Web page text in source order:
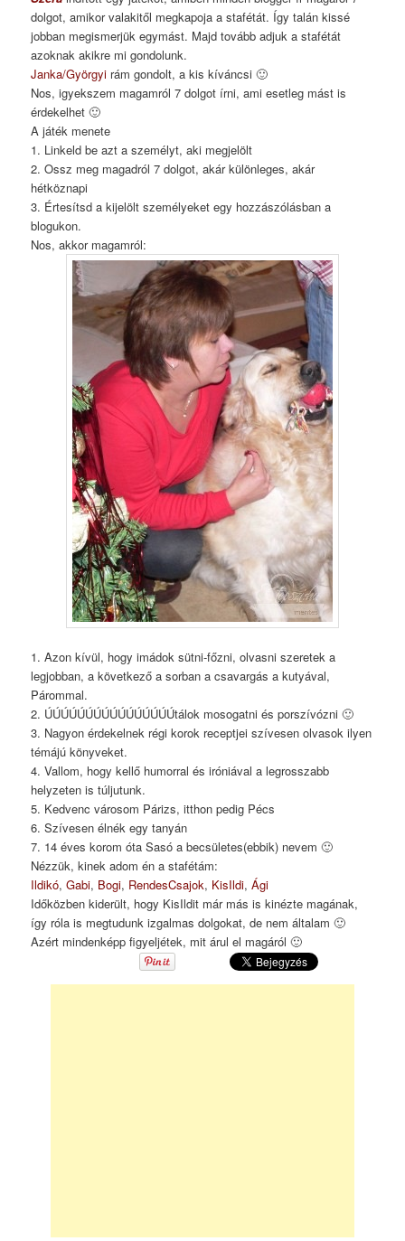
dolgot, amikor valakitől megkapoja a stafétát. Így talán kissé
jobban megismerjük egymást. Majd tovább adjuk a stafétát
azoknak akikre mi gondolunk.
Janka/Györgyi rám gondolt, a kis kíváncsi 🙂
Nos, igyekszem magamról 7 dolgot írni, ami esetleg mást is
érdekelhet 🙂
A játék menete
1. Linkeld be azt a személyt, aki megjelölt
2. Ossz meg magadról 7 dolgot, akár különleges, akár
hétköznapi
3. Értesítsd a kijelölt személyeket egy hozzászólásban a
blogukon.
Nos, akkor magamról:
1. Azon kívül, hogy imádok sütni-főzni, olvasni szeretek a
legjobban, a következő a sorban a csavargás a kutyával,
Párommal.
2. ÚÚÚÚÚÚÚÚÚÚÚÚÚÚÚÚtálok mosogatni és porszívózni 🙂
3. Nagyon érdekelnek régi korok receptjei szívesen olvasok ilyen
témájú könyveket.
4. Vallom, hogy kellő humorral és iróniával a legrosszabb
helyzeten is túljutunk.
5. Kedvenc városom Párizs, itthon pedig Pécs
6. Szívesen élnék egy tanyán
7. 14 éves korom óta Sasó a becsületes(ebbik) nevem 🙂
Nézzük, kinek adom én a stafétám:
Ildikó,Gabi, Bogi, RendesCsajok, KisIldi,Ági
Időközben kiderült, hogy KisIldit már más is kinézte magának,
így róla is megtudunk izgalmas dolgokat, de nem általam 🙂
Azért mindenképp figyeljétek, mit árul el magáról 🙂